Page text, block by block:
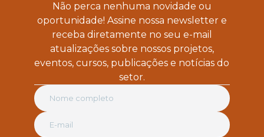
Não perca nenhuma novidade ou
oportunidade! Assine nossa newsletter e
receba diretamente no seu e-mail
atualizações sobre nossos projetos,
eventos, cursos, publicações e notícias do
setor.